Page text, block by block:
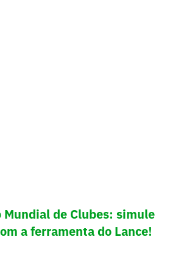
Mundial de Clubes: simule
a ferramenta do Lance!